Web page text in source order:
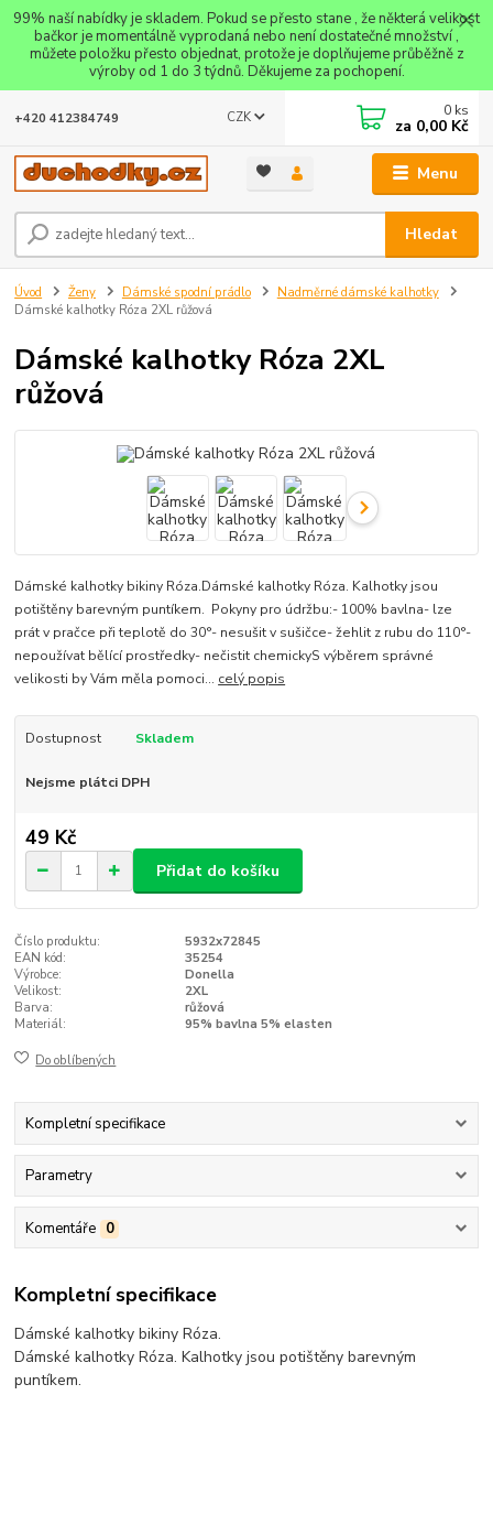
99% naší nabídky je skladem. Pokud se přesto stane , že některá velikost
bačkor je momentálně vyprodaná nebo není dostatečné množství ,
můžete položku přesto objednat, protože je doplňujeme průběžně z
výroby od 1 do 3 týdnů. Děkujeme za pochopení.
Menu
CZK
Hledat
+420 412384749 0 ks
za 0,00 Kč
Úvod Ženy Dámské spodní prádlo
Nadměrné dámské kalhotky
Dámské kalhotky Róza 2XL růžová
Dámské kalhotky Róza 2XL
růžová
Dámské kalhotky bikiny Róza.Dámské kalhotky Róza. Kalhotky jsou
potištěny barevným puntíkem. Pokyny pro údržbu:- 100% bavlna- lze
prát v pračce při teplotě do 30°- nesušit v sušičce- žehlit z rubu do 110°-
nepoužívat bělící prostředky- nečistit chemickyS výběrem správné
velikosti by Vám měla pomoci... celý popis
Dostupnost Skladem
Nejsme plátci DPH
49 Kč
Přidat do košíku
Číslo produktu:
5932x72845
EAN kód:
35254
Výrobce:
Donella
Velikost:
2XL
Barva:
růžová
Materiál:
95% bavlna 5% elasten
Do oblíbených
Kompletní specifikace
Parametry
Komentáře 0
Kompletní specifikace
Dámské kalhotky bikiny Róza.
Dámské kalhotky Róza. Kalhotky jsou potištěny barevným
puntíkem.